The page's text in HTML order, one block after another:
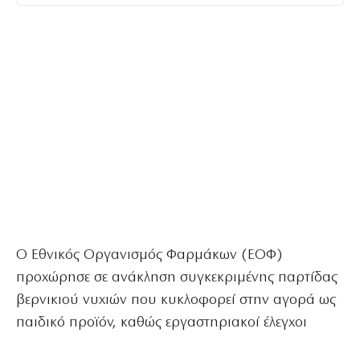
Ο Εθνικός Οργανισμός Φαρμάκων (ΕΟΦ)
προχώρησε σε ανάκληση συγκεκριμένης παρτίδας
βερνικιού νυχιών που κυκλοφορεί στην αγορά ως
παιδικό προϊόν, καθώς εργαστηριακοί έλεγχοι